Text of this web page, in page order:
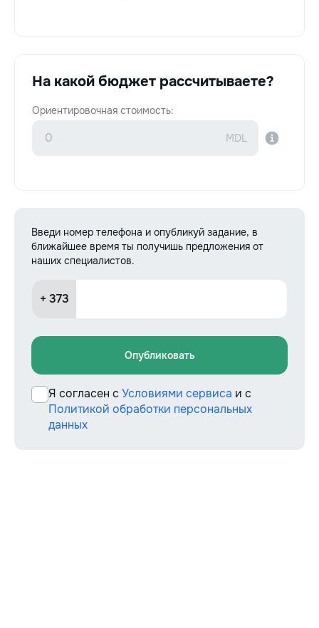
На какой бюджет рассчитываете?
Ориентировочная стоимость:
Введи номер телефона и опубликуй задание, в
ближайшее время ты получишь предложения от
наших специалистов.
+ 373
Опубликовать
Я согласен с Условиями сервиса и с
Политикой обработки персональных
данных